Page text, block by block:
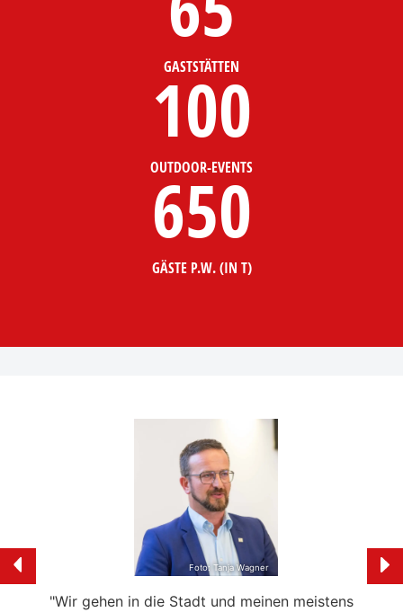
GASTSTÄTTEN
100
OUTDOOR-EVENTS
650
GÄSTE P.W. (IN T)
"Wir gehen in die Stadt und meinen meistens
Foto: Tanja Wagner